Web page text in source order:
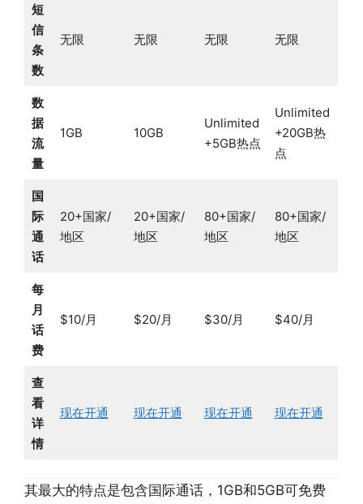
短
信
条
数
无限 无限 无限 无限
数
据
流
量
1GB 10GB
Unlimited
+5GB热点
Unlimited
+20GB热
点
国
际
通
话
20+国家/
地区
20+国家/
地区
80+国家/
地区
80+国家/
地区
每
月
话
费
$10/月 $20/月 $30/月 $40/月
查
看
详
情
现在开通 现在开通 现在开通 现在开通
其最大的特点是包含国际通话，1GB和5GB可免费